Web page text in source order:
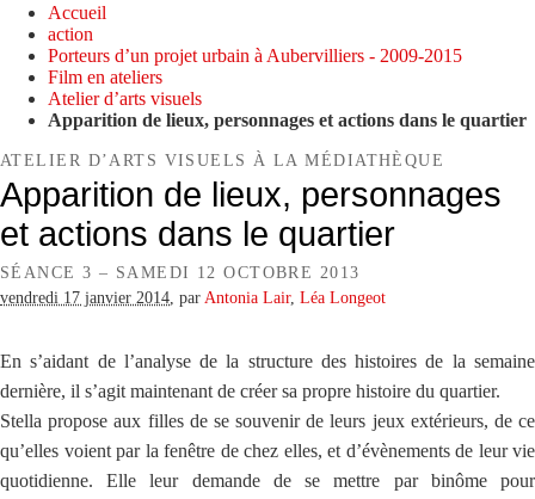
Accueil
action
Porteurs d’un projet urbain à Aubervilliers - 2009-2015
Film en ateliers
Atelier d’arts visuels
Apparition de lieux, personnages et actions dans le quartier
ATELIER D’ARTS VISUELS À LA MÉDIATHÈQUE
Apparition de lieux, personnages
et actions dans le quartier
SÉANCE 3 – SAMEDI 12 OCTOBRE 2013
vendredi 17 janvier 2014, parAntonia Lair, Léa Longeot
En s’aidant de l’analyse de la structure des histoires de la semaine
dernière, il s’agit maintenant de créer sa propre histoire du quartier.
Stella propose aux filles de se souvenir de leurs jeux extérieurs, de ce
qu’elles voient par la fenêtre de chez elles, et d’évènements de leur vie
quotidienne. Elle leur demande de se mettre par binôme pour